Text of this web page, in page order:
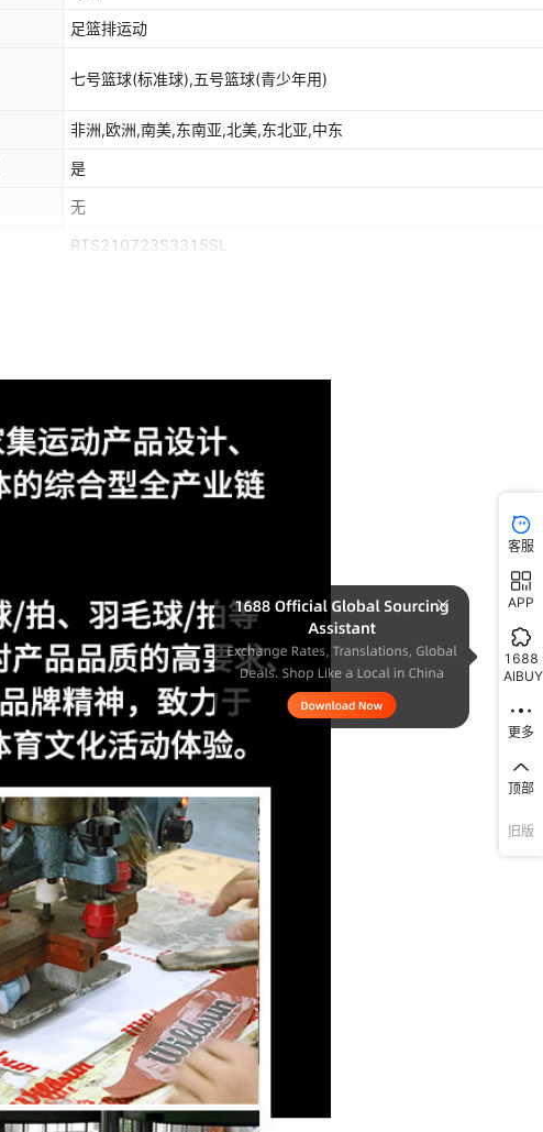
足篮排运动
七号篮球(标准球),五号篮球(青少年用)
非洲,欧洲,南美,东南亚,北美,东北亚,中东
是
无
RTS210723S3315SL
客服
APP
1688
AIBUY
更多
顶部
旧版